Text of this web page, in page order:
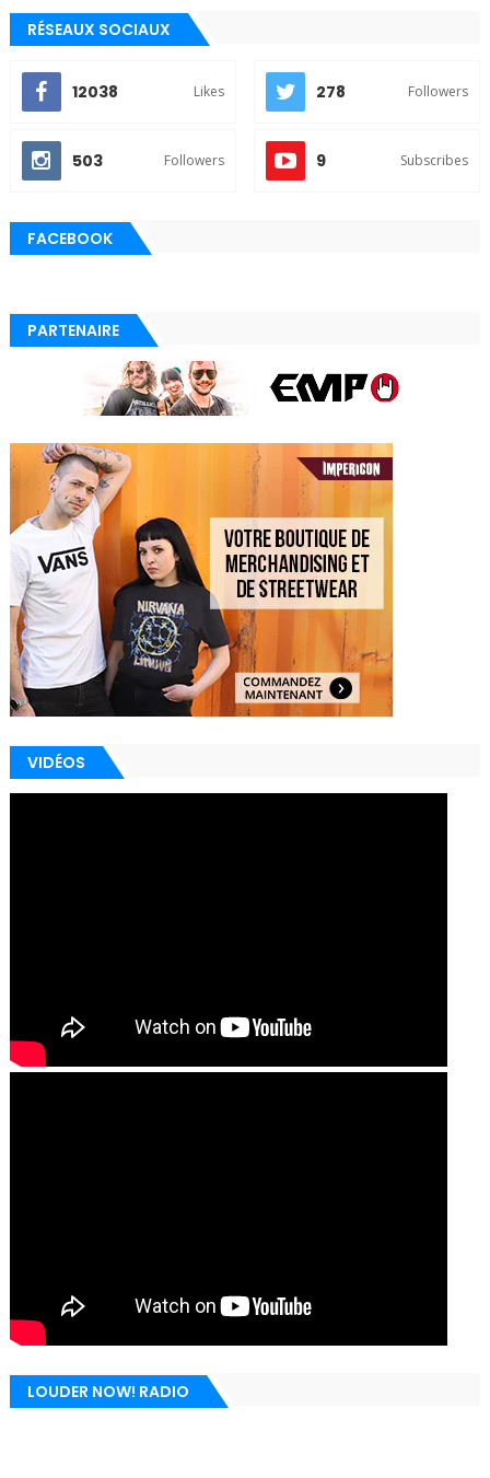
RÉSEAUX SOCIAUX
12038 Likes 278 Followers
503 Followers 9 Subscribes
FACEBOOK
PARTENAIRE
VIDÉOS
LOUDER NOW! RADIO